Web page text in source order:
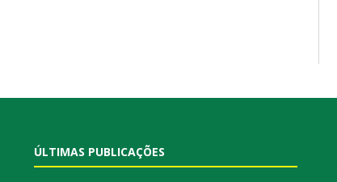
ÚLTIMAS PUBLICAÇÕES